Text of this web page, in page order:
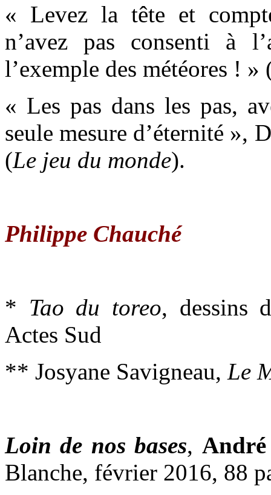
« Levez la tête et
n’avez pas consenti à
l’exemple des météores ! »
« Les pas dans les pas,
seule mesure d’éternité »,
(Le jeu du monde).
Philippe Chauché
* Tao du toreo, dessins
Actes Sud
** Josyane Savigneau, Le
Loin de nos bases,
Blanche, février 2016, 88